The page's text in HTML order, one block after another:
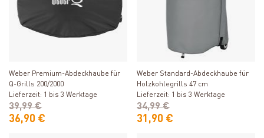
Weber Premium-Abdeckhaube für
Q-Grills 200/2000
Lieferzeit: 1 bis 3 Werktage
36,90 €
39,99 €
Produkt ansehen
Weber Standard-Abdeckhaube für
Holzkohlegrills 47 cm
Lieferzeit: 1 bis 3 Werktage
31,90 €
34,99 €